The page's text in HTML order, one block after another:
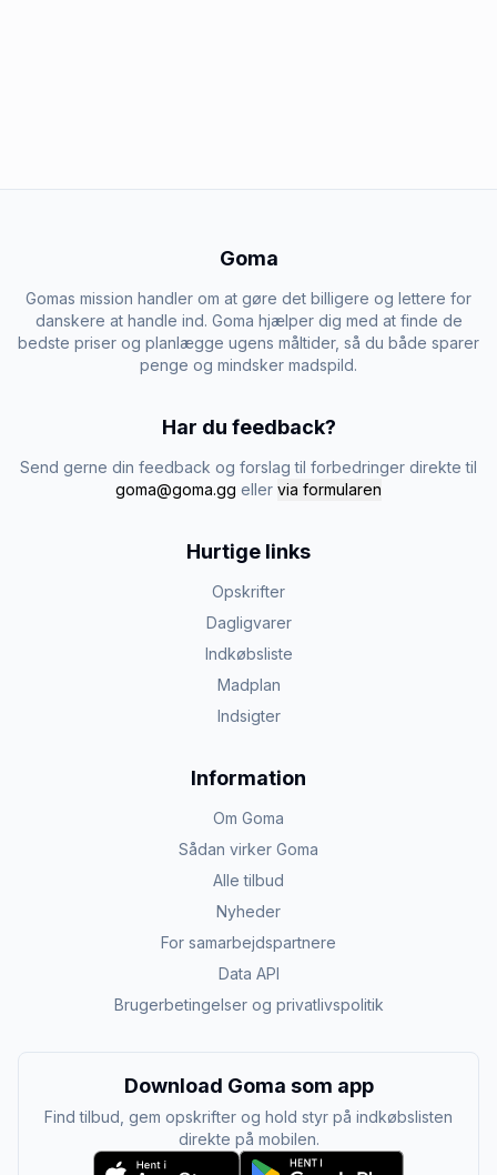
Goma
Gomas mission handler om at gøre det billigere og lettere for
danskere at handle ind. Goma hjælper dig med at finde de
bedste priser og planlægge ugens måltider, så du både sparer
penge og mindsker madspild.
Har du feedback?
Send gerne din feedback og forslag til forbedringer direkte til
goma@goma.gg eller via formularen
Hurtige links
Opskrifter
Dagligvarer
Indkøbsliste
Madplan
Indsigter
Information
Om Goma
Sådan virker Goma
Alle tilbud
Nyheder
For samarbejdspartnere
Data API
Brugerbetingelser og privatlivspolitik
Download Goma som app
Find tilbud, gem opskrifter og hold styr på indkøbslisten
direkte på mobilen.